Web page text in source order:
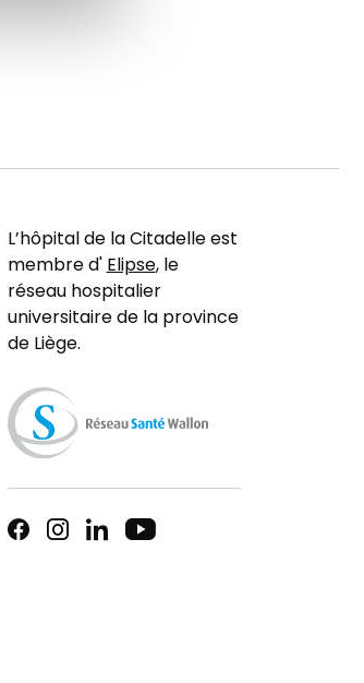
L’hôpital de la Citadelle est
membre d'Elipse, le
réseau hospitalier
universitaire de la province
de Liège.